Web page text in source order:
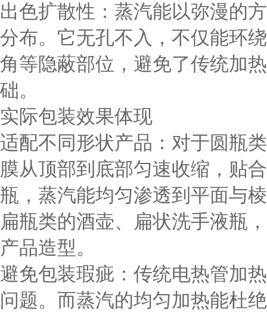
出色扩散性 ：蒸汽能以弥漫的
分布。它无孔不入，不仅能环
角等隐蔽部位，避免了传统加
础。
实际包装效果体现
适配不同形状产品 ：对于圆瓶
膜从顶部到底部匀速收缩，贴
瓶，蒸汽能均匀渗透到平面与
扁瓶类的酒壶、扁状洗手液瓶
产品造型。
避免包装瑕疵 ：传统电热管加
问题。而蒸汽的均匀加热能杜